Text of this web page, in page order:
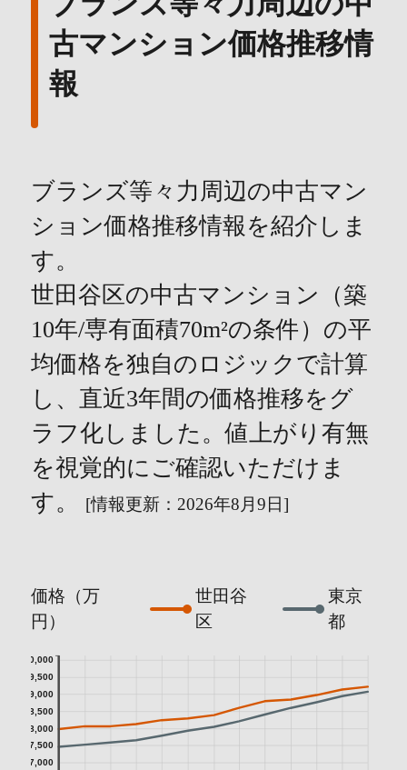
古マンション価格推移情
報
ブランズ等々力周辺の中古マン
ション価格推移情報を紹介しま
す。
世田谷区の中古マンション（築
10年/専有面積70m²の条件）の平
均価格を独自のロジックで計算
し、直近3年間の価格推移をグ
ラフ化しました。値上がり有無
を視覚的にご確認いただけま
す。
[情報更新：2026年8月9日]
価格（万
円）
世田谷
区
東京
都
7,000
7,500
8,000
8,500
9,000
9,500
10,000